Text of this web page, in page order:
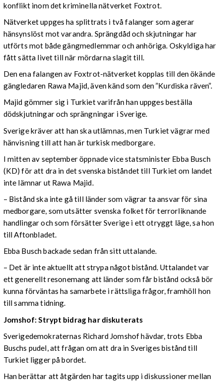
konflikt inom det kriminella nätverket Foxtrot.
Nätverket uppges ha splittrats i två falanger som agerar
hänsynslöst mot varandra. Sprängdåd och skjutningar har
utförts mot både gängmedlemmar och anhöriga. Oskyldiga har
fått sätta livet till när mördarna slagit till.
Den ena falangen av Foxtrot-nätverket kopplas till den ökände
gängledaren Rawa Majid, även känd som den ”Kurdiska räven”.
Majid gömmer sig i Turkiet varifrån han uppges beställa
dödskjutningar och sprängningar i Sverige.
Sverige kräver att han ska utlämnas, men Turkiet vägrar med
hänvisning till att han är turkisk medborgare.
I mitten av september öppnade vice statsminister Ebba Busch
(KD) för att dra in det svenska biståndet till Turkiet om landet
inte lämnar ut Rawa Majid.
– Bistånd ska inte gå till länder som vägrar ta ansvar för sina
medborgare, som utsätter svenska folket för terrorliknande
handlingar och som försätter Sverige i ett otryggt läge, sa hon
till Aftonbladet.
Ebba Busch backade sedan från sitt uttalande.
– Det är inte aktuellt att strypa något bistånd. Uttalandet var
ett generellt resonemang att länder som får bistånd också bör
kunna förväntas ha samarbete i rättsliga frågor, framhöll hon
till samma tidning.
Jomshof: Strypt bidrag har diskuterats
Sverigedemokraternas Richard Jomshof hävdar, trots Ebba
Buschs pudel, att frågan om att dra in Sveriges bistånd till
Turkiet ligger på bordet.
Han berättar att åtgärden har tagits upp i diskussioner mellan